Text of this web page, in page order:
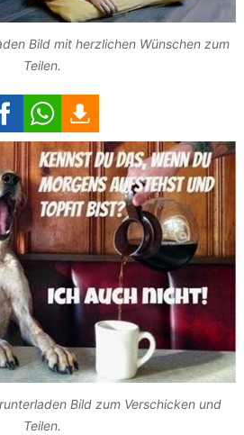
Bild mit herzlichen Wünschen zum
Teilen.
Bild zum Verschicken und
Teilen.